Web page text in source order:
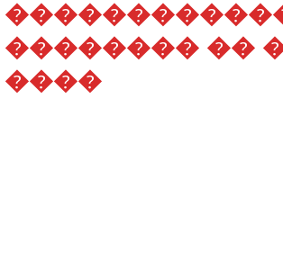
�������� ��
����